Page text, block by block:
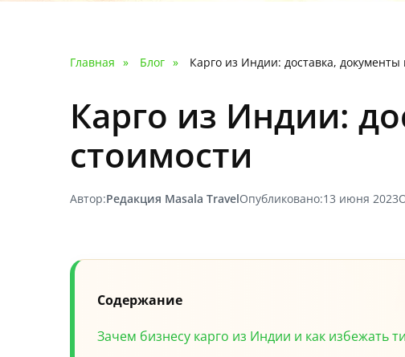
Главная Блог Карго из Индии: доставка, документы
Карго из Индии:
стоимости
Автор:Редакция Masala TravelОпубликовано:13 июня 2023
Содержание
Зачем бизнесу карго из Индии и как избежать